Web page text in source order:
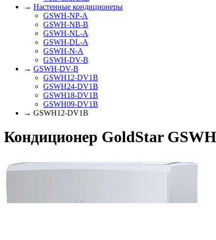
→ Настенные кондиционеры
GSWH-NP-A
GSWH-NB-B
GSWH-NL-A
GSWH-DL-A
GSWH-N-A
GSWH-DV-B
→ GSWH-DV-B
GSWH12-DV1B
GSWH24-DV1B
GSWH18-DV1B
GSWH09-DV1B
→ GSWH12-DV1B
Кондиционер GoldStar